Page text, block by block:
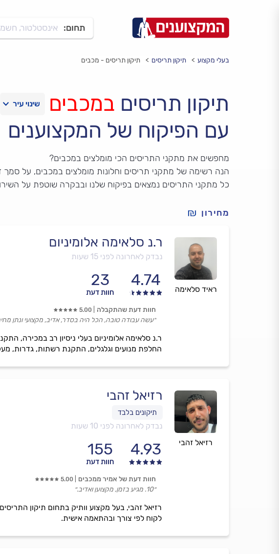
תחום: אינסטלטור,
בעלי מקצוע תיקון תריסים תיקון תריסים - מכבים
תיקון תריסים במכבים
עם הפיקוח של המקצוענים
מחפשים את מתקני התריסים הכי מומלצים במכבים?
הנה רשימה של מתקני תריסים וחלונות מומלצים במכבים, על סמך
כל מתקני התריסים נמצאים בפיקוח שלנו ובבקרה שוטפת על
מחירון
ראיד סלאימה
ר.נ סלאימה אלומיניום
נבדק לאחרונה לפני 15 שעות
4.74
23
חוות דעת
ר.נ סלאימה אלומיניום בעלי ניסיון רב במכירה,
החלפת מנועים וגלגלים, התקנת רשתות, גדרות,
חוות דעת שהתקבלה 5.00
״עשה עבודה טובה, הכל היה בסדר, אדיב, מקצועי ונתן
רזיאל זהבי
רזיאל זהבי
נבדק לאחרונה לפני 10 שעות
4.93
155
חוות דעת
רזיאל זהבי, בעל מקצוע וותיק בתחום תיקון
לקוח לפי צורך ובהתאמה אישית.
חוות דעת של אמיר ממכבים 5.00
״10. מגיע בזמן, מקצוען ואדיב.״